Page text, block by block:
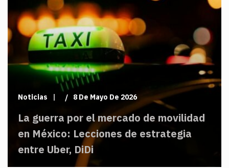
Noticias 8 De Mayo De 2026
La guerra por el mercado de movilidad
en México: Lecciones de estrategia
entre Uber, DiDi